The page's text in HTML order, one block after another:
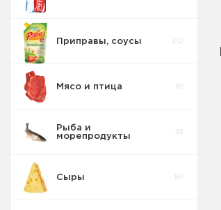
Приправы, соусы 452
Мясо и птица 87
Рыба и
морепродукты
113
Сыры 187